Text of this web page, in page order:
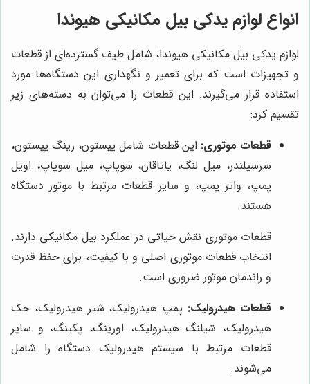
انواع لوازم یدکی بیل مکانیکی هیوندا
لوازم یدکی بیل مکانیکی هیوندا، شامل طیف گسترده‌ای از قطعات
و تجهیزات است که برای تعمیر و نگهداری این دستگاه‌ها مورد
استفاده قرار می‌گیرند. این قطعات را می‌توان به دسته‌های زیر
تقسیم کرد:
قطعات موتوری: این قطعات شامل پیستون، رینگ پیستون،
سرسیلندر، میل لنگ، یاتاقان، سوپاپ، میل سوپاپ، اویل
پمپ، واتر پمپ، و سایر قطعات مرتبط با موتور دستگاه
هستند.
قطعات موتوری نقش حیاتی در عملکرد بیل مکانیکی دارند.
انتخاب قطعات موتوری اصلی و با کیفیت، برای حفظ قدرت
و راندمان موتور ضروری است.
قطعات هیدرولیک: پمپ هیدرولیک، شیر هیدرولیک، جک
هیدرولیک، شیلنگ هیدرولیک، اورینگ، پکینگ، و سایر
قطعات مرتبط با سیستم هیدرولیک دستگاه را شامل
می‌شوند.